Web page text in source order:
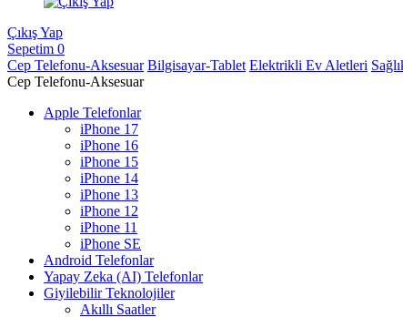
Çıkış Yap
Sepetim 0
Cep Telefonu-Aksesuar Bilgisayar-Tablet Elektrikli Ev Aletleri
Cep Telefonu-Aksesuar
Apple Telefonlar
iPhone 17
iPhone 16
iPhone 15
iPhone 14
iPhone 13
iPhone 12
iPhone 11
iPhone SE
Android Telefonlar
Yapay Zeka (AI) Telefonlar
Giyilebilir Teknolojiler
Akıllı Saatler